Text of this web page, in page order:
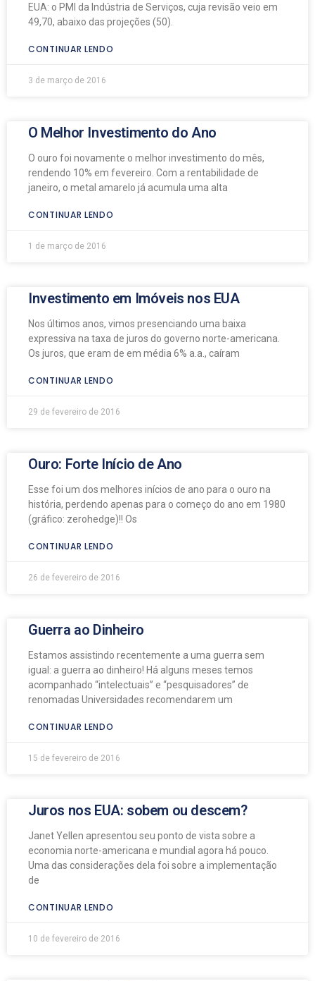
EUA: o PMI da Indústria de Serviços, cuja revisão veio em
49,70, abaixo das projeções (50).
CONTINUAR LENDO
3 de março de 2016
O Melhor Investimento do Ano
O ouro foi novamente o melhor investimento do mês,
rendendo 10% em fevereiro. Com a rentabilidade de
janeiro, o metal amarelo já acumula uma alta
CONTINUAR LENDO
1 de março de 2016
Investimento em Imóveis nos EUA
Nos últimos anos, vimos presenciando uma baixa
expressiva na taxa de juros do governo norte-americana.
Os juros, que eram de em média 6% a.a., caíram
CONTINUAR LENDO
29 de fevereiro de 2016
Ouro: Forte Início de Ano
Esse foi um dos melhores inícios de ano para o ouro na
história, perdendo apenas para o começo do ano em 1980
(gráfico: zerohedge)!! Os
CONTINUAR LENDO
26 de fevereiro de 2016
Guerra ao Dinheiro
Estamos assistindo recentemente a uma guerra sem
igual: a guerra ao dinheiro! Há alguns meses temos
acompanhado “intelectuais” e “pesquisadores” de
renomadas Universidades recomendarem um
CONTINUAR LENDO
15 de fevereiro de 2016
Juros nos EUA: sobem ou descem?
Janet Yellen apresentou seu ponto de vista sobre a
economia norte-americana e mundial agora há pouco.
Uma das considerações dela foi sobre a implementação
de
CONTINUAR LENDO
10 de fevereiro de 2016